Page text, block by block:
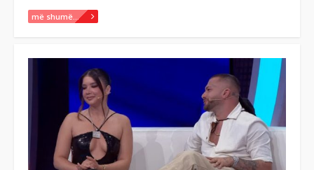
më shumë...